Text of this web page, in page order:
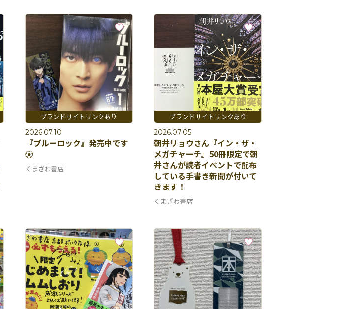
2026.07.10
『ブルーロック』発売中です
⚽️
くまざわ書店
2026.07.05
朝井リョウさん『イン・ザ・
メガチャーチ』50冊限定で朝
井さんが読者イベントで配布
している手書き新聞が付いて
きます！
くまざわ書店